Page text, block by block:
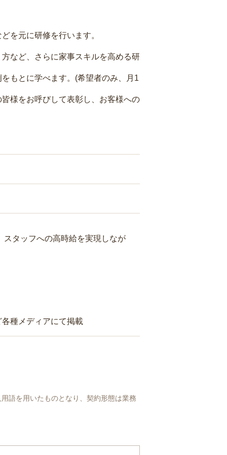
を元に研修を行います。
など、さらに家事スキルを高める研
もとに学べます。(希望者のみ、月1
様をお呼びして表彰し、お客様への
タッフへの高時給を実現しなが
種メディアにて掲載
語を用いたものとなり、契約形態は業務